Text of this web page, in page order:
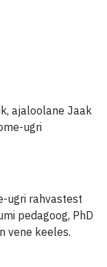
ajaloolane Jaak
ugri
ugri rahvastest
pedagoog, PhD
vene keeles.